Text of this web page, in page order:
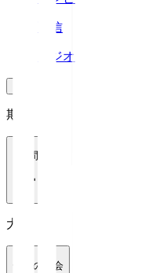
配信
ラジオ
期間
1週間
大会
全ての大会